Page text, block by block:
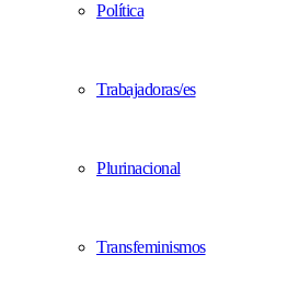
Política
Trabajadoras/es
Plurinacional
Transfeminismos